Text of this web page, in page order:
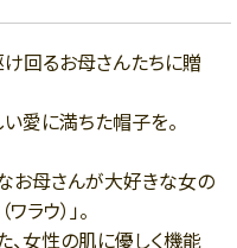
回るお母さんたちに贈
愛に満ちた帽子を。
お母さんが大好きな女の
ラウ）」。
女性の肌に優しく機能